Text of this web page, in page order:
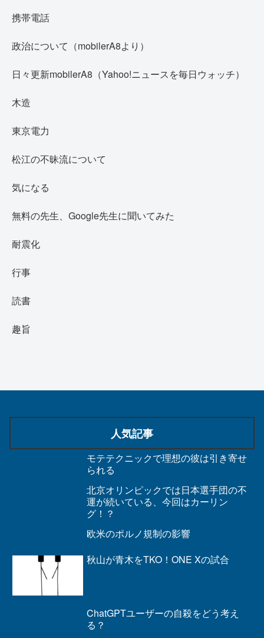
携帯電話
政治について（mobilerA8より）
日々更新mobilerA8（Yahoo!ニュースを毎日ウォッチ）
木造
東京電力
松江の不昧流について
気になる
無料の先生、Google先生に聞いてみた
耐震化
行事
読書
趣旨
人気記事
モテテクニックで理想の彼は引き寄せ
られる
北京オリンピックでは日本選手団の不
運が続いている、今回はカーリン
グ！？
欧米のポルノ規制の影響
秋山が青木をTKO！ONE Xの試合
ChatGPTユーザーの自殺をどう考え
る？